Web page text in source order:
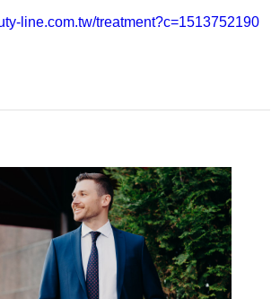
line.com.tw/treatment?c=1513752190